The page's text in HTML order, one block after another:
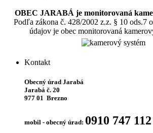
OBEC JARABÁ je monitorovaná
Podľa zákona č. 428/2002 z.z. § 10 ods.7
údajov je obec monitorovaná
Kontakt
Obecný úrad Jarabá
Jarabá č. 20
977 01 Brezno
mobil - obecný úrad: 0910 747 112